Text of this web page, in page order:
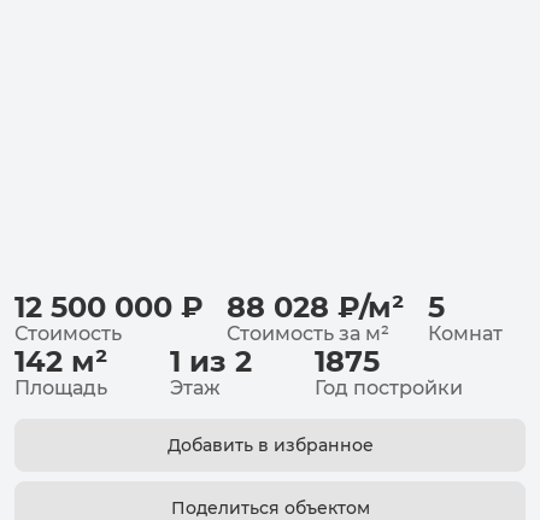
12 500 000 ₽
Стоимость
88 028 ₽/м²
Стоимость за м²
5
Комнат
142 м²
Площадь
1 из 2
Этаж
1875
Год постройки
Добавить в избранное
Поделиться объектом